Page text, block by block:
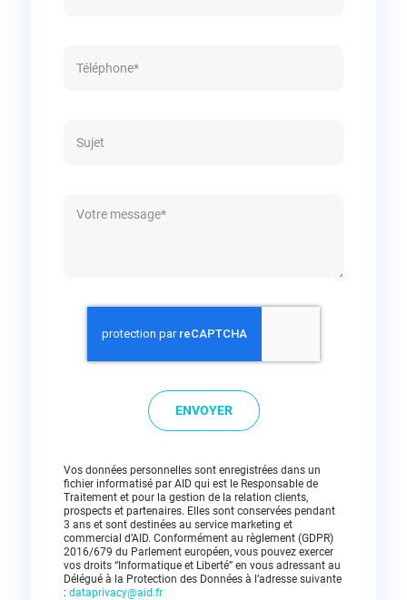
ENVOYER
Vos données personnelles sont enregistrées dans un
fichier informatisé par AID qui est le Responsable de
Traitement et pour la gestion de la relation clients,
prospects et partenaires. Elles sont conservées pendant
3 ans et sont destinées au service marketing et
commercial d’AID. Conformément au règlement (GDPR)
2016/679 du Parlement européen, vous pouvez exercer
vos droits “Informatique et Liberté” en vous adressant au
Délégué à la Protection des Données à l’adresse suivante
:dataprivacy@aid.fr